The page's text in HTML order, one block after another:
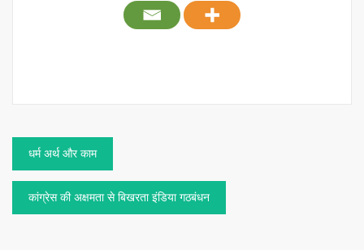
Post
navigation
धर्म अर्थ और काम
कांग्रेस की अक्षमता से बिखरता इंडिया गठबंधन